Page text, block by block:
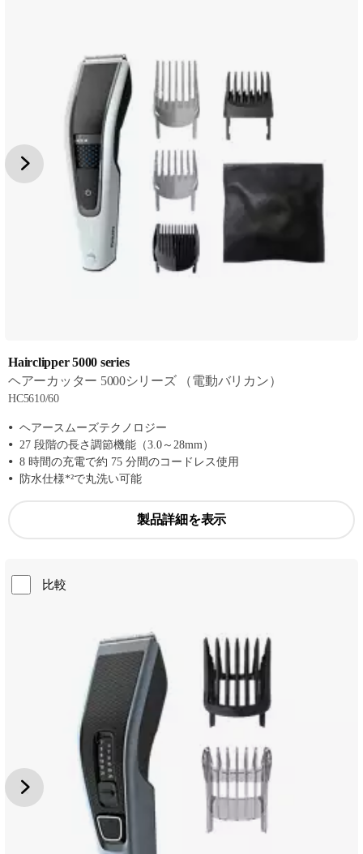
Hairclipper 5000 series
ヘアーカッター 5000シリーズ （電動バリカン）
HC5610/60
ヘアースムーズテクノロジー
27 段階の長さ調節機能（3.0～28mm）
8 時間の充電で約 75 分間のコードレス使用
防水仕様*²で丸洗い可能
製品詳細を表示
比較